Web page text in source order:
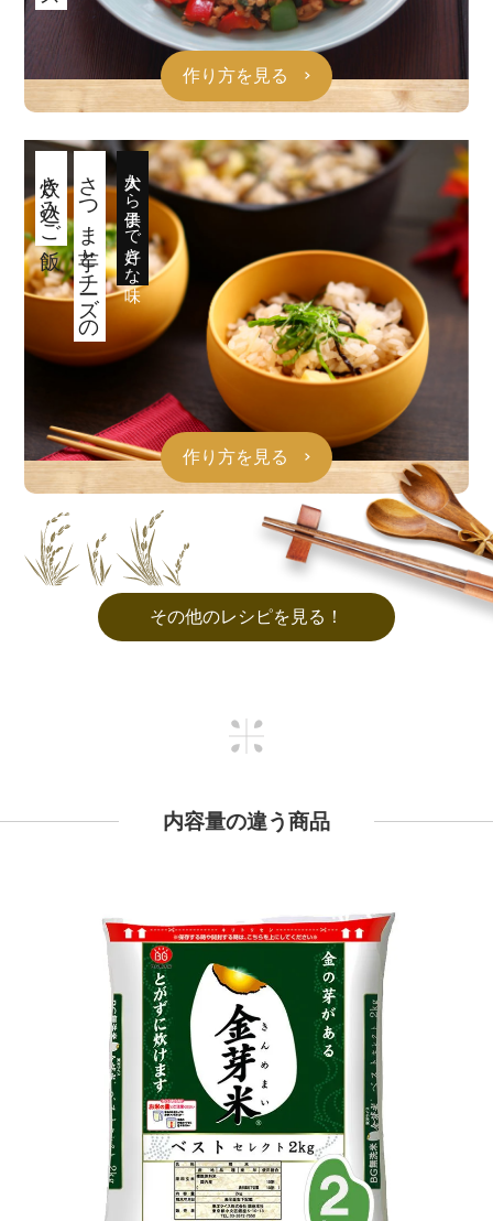
作り方を見る
大人から子供まで好きな味
さつま芋とチーズの
炊き込みご飯
作り方を見る
その他のレシピを見る！
内容量の違う商品